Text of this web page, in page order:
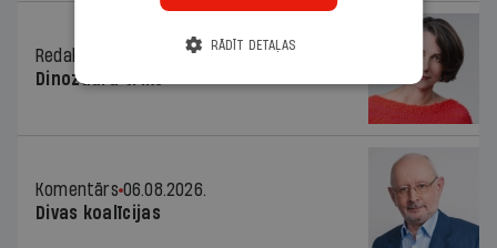
Redaktores sleja
06.08.2026.
Dinozaura triks
Komentārs 06.08.2026.
Divas koalīcijas
RĀDĪT DETAĻAS